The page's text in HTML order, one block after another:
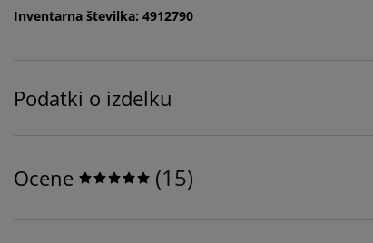
Inventarna številka: 4912790
Podatki o izdelku
Ocene (15)